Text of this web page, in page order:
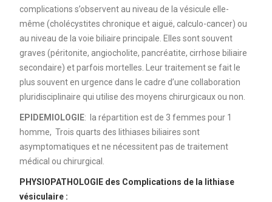
complications s’observent au niveau de la vésicule elle-
même (cholécystites chronique et aiguë, calculo-cancer) ou
au niveau de la voie biliaire principale. Elles sont souvent
graves (péritonite, angiocholite, pancréatite, cirrhose biliaire
secondaire) et parfois mortelles. Leur traitement se fait le
plus souvent en urgence dans le cadre d’une collaboration
pluridisciplinaire qui utilise des moyens chirurgicaux ou non.
EPIDEMIOLOGIE: la répartition est de 3 femmes pour 1
homme, Trois quarts des lithiases biliaires sont
asymptomatiques et ne nécessitent pas de traitement
médical ou chirurgical.
PHYSIOPATHOLOGIE des Complications de la lithiase
vésiculaire :